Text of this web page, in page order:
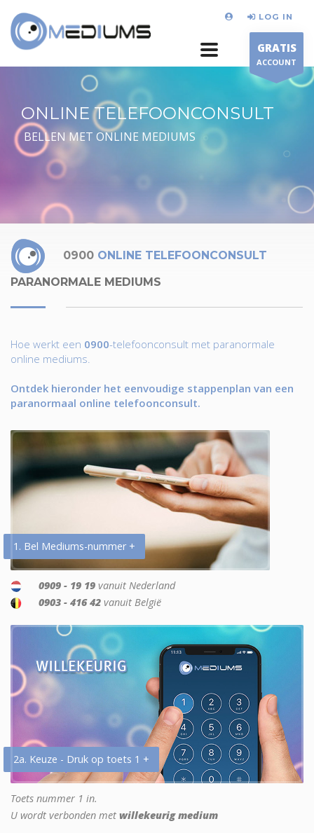
LOG IN
GRATIS
ACCOUNT
ONLINE TELEFOONCONSULT
BELLEN MET ONLINE MEDIUMS
0900 ONLINE TELEFOONCONSULT
PARANORMALE MEDIUMS
Hoe werkt een 0900-telefoonconsult met paranormale
online mediums.
Ontdek hieronder het eenvoudige stappenplan van een
paranormaal online telefoonconsult.
1. Bel Mediums-nummer +
0909 - 19 19 vanuit Nederland
0903 - 416 42 vanuit België
2a. Keuze - Druk op toets 1 +
Toets nummer 1 in.
U wordt verbonden met willekeurig medium